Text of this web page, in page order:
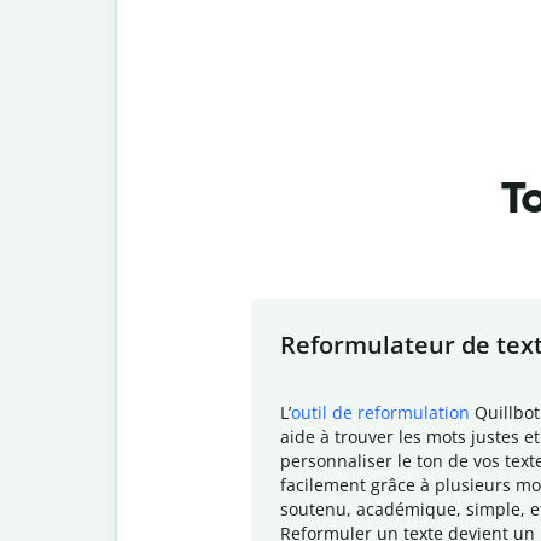
Reformulateur de
L ’outil de reformulation
aide à trouver les mots justes
personnaliser le ton de vos
facilement grâce à plusieurs
soutenu, académique, simple,
Reformuler un texte devient un